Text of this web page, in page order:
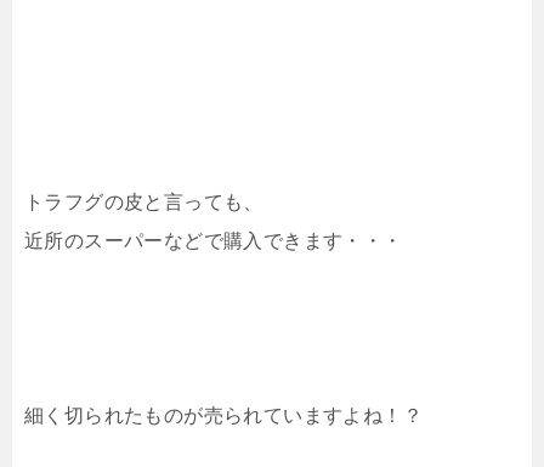
トラフグの皮と言っても、
近所のスーパーなどで購入できます・・・
細く切られたものが売られていますよね！？